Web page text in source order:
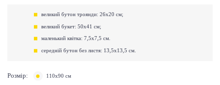
великий бутон троянди: 26х20 см;
великий букет: 50х41 см;
маленький квітка: 7,5х7,5 см.
середній бутон без листя: 13,5х13,5 см.
Розмір: 110х90 см